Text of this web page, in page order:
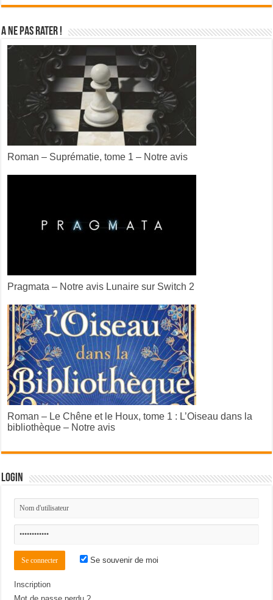
A ne pas rater !
Roman – Suprématie, tome 1 – Notre avis
Pragmata – Notre avis Lunaire sur Switch 2
Roman – Le Chêne et le Houx, tome 1 : L’Oiseau dans la
bibliothèque – Notre avis
Login
Se souvenir de moi
Inscription